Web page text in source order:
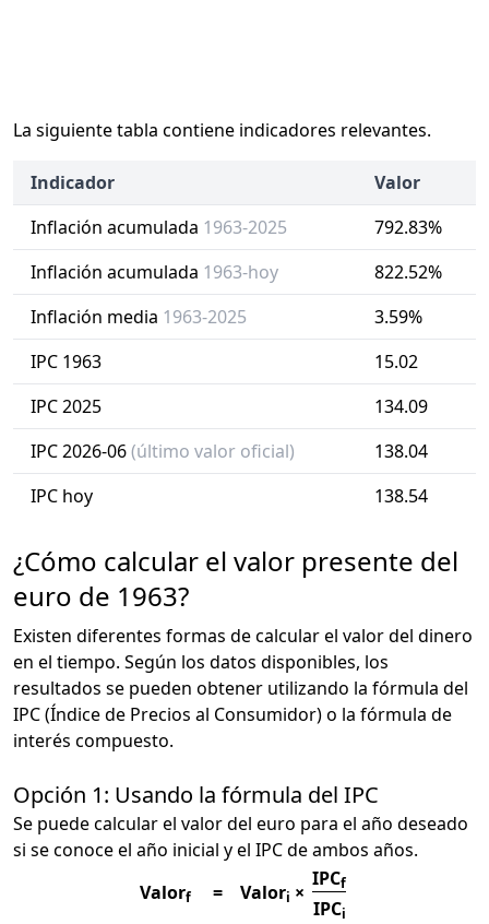
La siguiente tabla contiene indicadores relevantes.
Indicador
Valor
Inflación acumulada 1963-2025
792.83%
Inflación acumulada 1963-hoy
822.52%
Inflación media 1963-2025
3.59%
IPC 1963
15.02
IPC 2025
134.09
IPC 2026-06(último valor oficial)
138.04
IPC hoy
138.54
¿Cómo calcular el valor presente del
euro de 1963?
Existen diferentes formas de calcular el valor del dinero
en el tiempo. Según los datos disponibles, los
resultados se pueden obtener utilizando la fórmula del
IPC (Índice de Precios al Consumidor) o la fórmula de
interés compuesto.
Opción 1: Usando la fórmula del IPC
Se puede calcular el valor del euro para el año deseado
si se conoce el año inicial y el IPC de ambos años.
Valorf = Valori ×
IPCf
IPCi